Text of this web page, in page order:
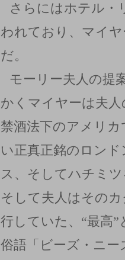
さらにはホテル・
われており、マイ
だ。
モーリー夫人の提
かくマイヤーは夫
禁酒法下のアメリ
い正真正銘のロン
ス、そしてハチミ
そして夫人はその
行していた、“最高
俗語「ビーズ・ニ